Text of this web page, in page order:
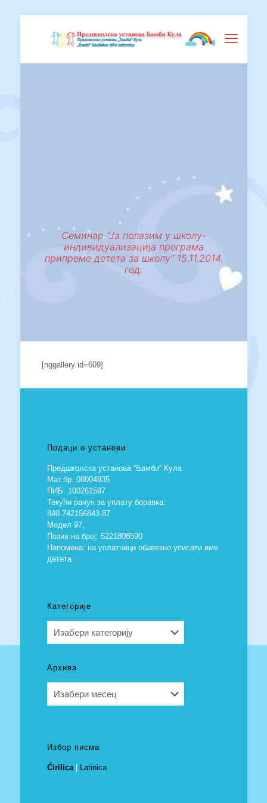
Семинар “Ја полазим у школу-
индивидуализација програма
припреме детета за школу“ 15.11.2014.
год.
[nggallery id=609]
Подаци о установи
Предшколска установа “Бамби“ Кула
Мат.бр. 08004935
ПИБ: 100261597
Текући рачун за уплату боравка:
840-742156843-87
Модел 97,
Позив на број: 5221808590
Напомена: на уплатници обавезно уписати име
детета.
Категорије
Архива
Избор писма
Ćirilica| Latinica